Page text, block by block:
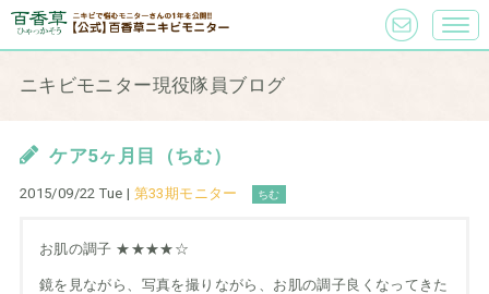
ニキビモニター現役隊員ブログ
ケア5ヶ月目（ちむ）
2015/09/22 Tue | 第33期モニター ちむ
お肌の調子 ★★★★☆
鏡を見ながら、写真を撮りながら、お肌の調子良くなってきた